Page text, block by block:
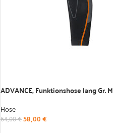
ADVANCE, Funktionshose lang Gr. M
Hose
64,00€58,00€